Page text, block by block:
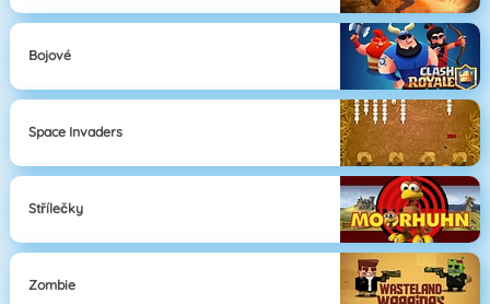
Bojové
Space Invaders
Střílečky
Zombie